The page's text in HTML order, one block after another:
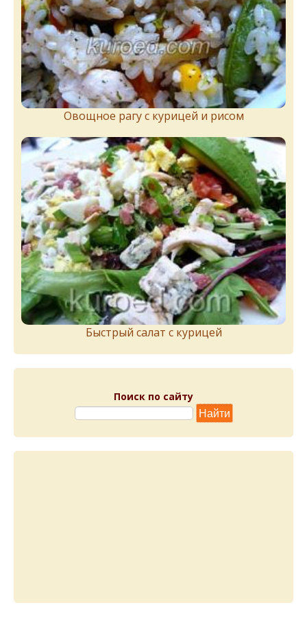
Овощное рагу с курицей и рисом
Быстрый салат с курицей
Поиск по сайту